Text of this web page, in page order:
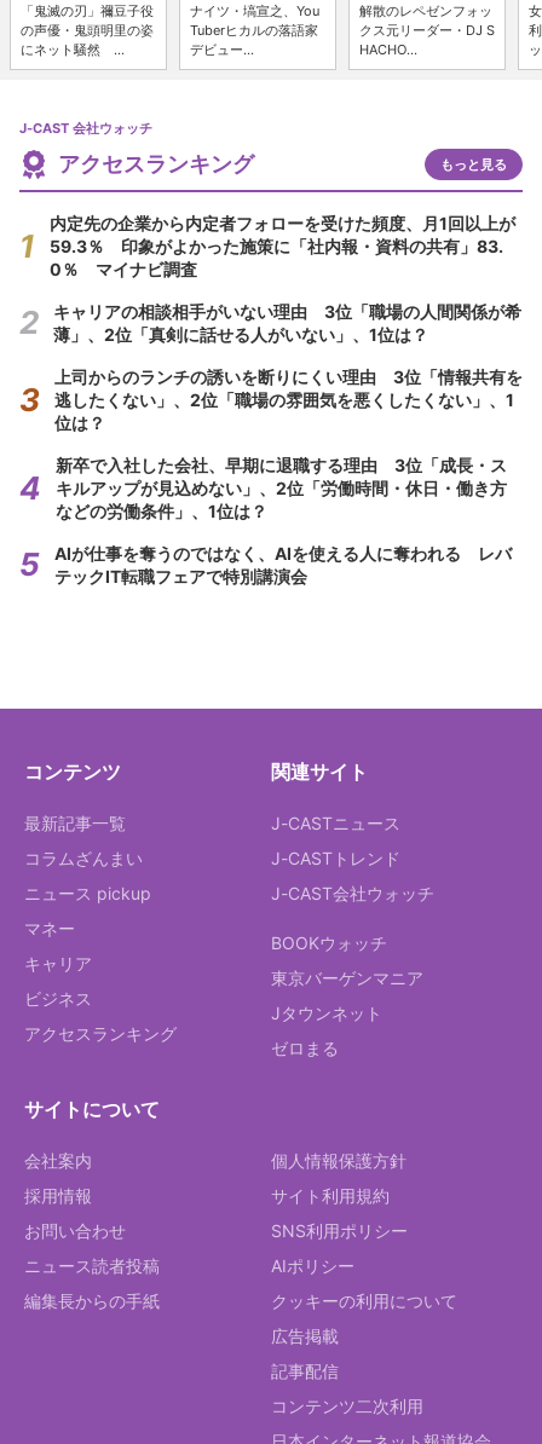
「鬼滅の刃」禰豆子役
の声優・鬼頭明里の姿
にネット騒然 ...
ナイツ・塙宣之、You
Tuberヒカルの落語家
デビュー...
解散のレペゼンフォッ
クス元リーダー・DJ S
HACHO...
J-CAST 会社ウォッチ
アクセスランキング もっと見る
内定先の企業から内定者フォローを受けた頻度、月1回以上が
59.3％ 印象がよかった施策に「社内報・資料の共有」83.
0％ マイナビ調査
キャリアの相談相手がいない理由 3位「職場の人間関係が希
薄」、2位「真剣に話せる人がいない」、1位は？
上司からのランチの誘いを断りにくい理由 3位「情報共有を
逃したくない」、2位「職場の雰囲気を悪くしたくない」、1
位は？
新卒で入社した会社、早期に退職する理由 3位「成長・ス
キルアップが見込めない」、2位「労働時間・休日・働き方
などの労働条件」、1位は？
AIが仕事を奪うのではなく、AIを使える人に奪われる レバ
テックIT転職フェアで特別講演会
コンテンツ
最新記事一覧
コラムざんまい
ニュース pickup
マネー
キャリア
ビジネス
アクセスランキング
関連サイト
J-CASTニュース
J-CASTトレンド
J-CAST会社ウォッチ
BOOKウォッチ
東京バーゲンマニア
Jタウンネット
ゼロまる
サイトについて
会社案内
採用情報
お問い合わせ
ニュース読者投稿
編集長からの手紙
個人情報保護方針
サイト利用規約
SNS利用ポリシー
AIポリシー
クッキーの利用について
広告掲載
記事配信
コンテンツ二次利用